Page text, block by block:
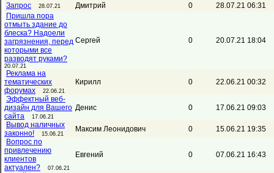
Запрос 28.07.21 Дмитрий 0
28.07.21 06:31
Пришла пора
отмыть здание до
блеска? Надоели
загрязнения, перед
которыми все
разводят руками?
20.07.21
Сергей 0 20.07.21 18:04
Реклама на
тематических
форумах
22.06.21
Кирилл 0
22.06.21 00:32
Эффектный веб-
дизайн для Вашего
сайта
17.06.21
Денис 0
17.06.21 09:03
Вывод наличных
законно!
15.06.21
Максим Леонидович 0
15.06.21 19:35
Вопрос по
привлечению
клиентов
актуален?
07.06.21
Евгений 0 07.06.21 16:43